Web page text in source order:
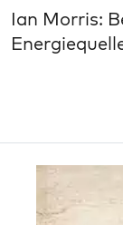
Ian Morris: